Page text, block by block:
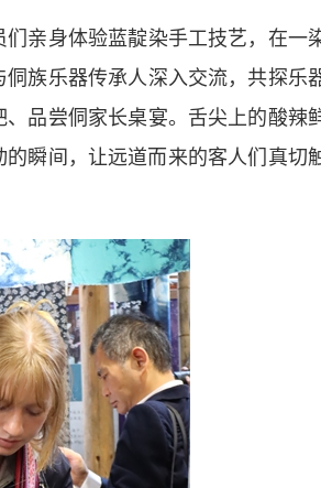
亲身体验蓝靛染手工技艺，在一
族乐器传承人深入交流，共探乐
品尝侗家长桌宴。舌尖上的酸辣
瞬间，让远道而来的客人们真切